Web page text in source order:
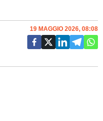
19 MAGGIO 2026, 08:08